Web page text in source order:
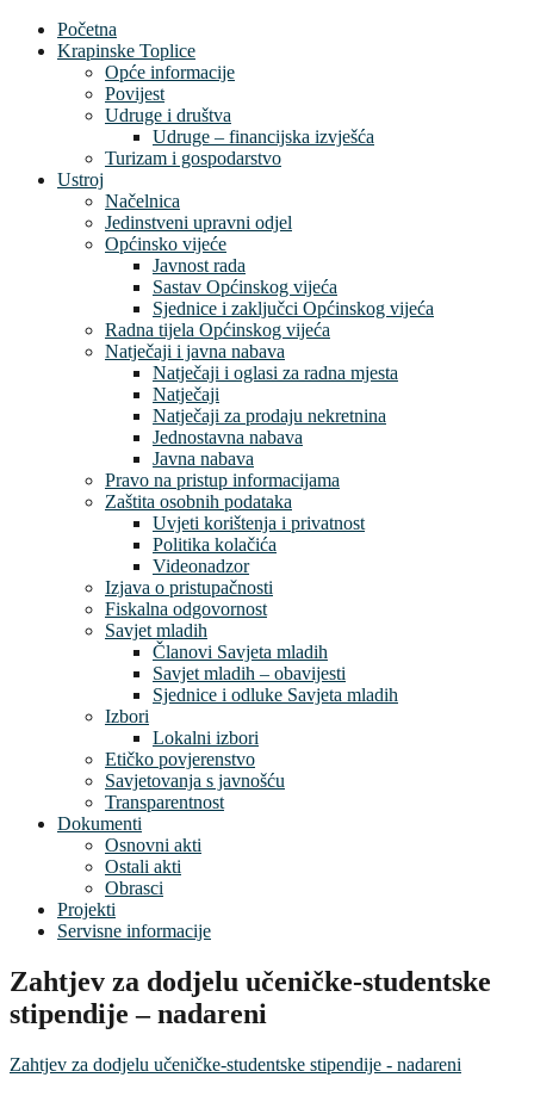
Početna
Krapinske Toplice
Opće informacije
Povijest
Udruge i društva
Udruge – financijska izvješća
Turizam i gospodarstvo
Ustroj
Načelnica
Jedinstveni upravni odjel
Općinsko vijeće
Javnost rada
Sastav Općinskog vijeća
Sjednice i zaključci Općinskog vijeća
Radna tijela Općinskog vijeća
Natječaji i javna nabava
Natječaji i oglasi za radna mjesta
Natječaji
Natječaji za prodaju nekretnina
Jednostavna nabava
Javna nabava
Pravo na pristup informacijama
Zaštita osobnih podataka
Uvjeti korištenja i privatnost
Politika kolačića
Videonadzor
Izjava o pristupačnosti
Fiskalna odgovornost
Savjet mladih
Članovi Savjeta mladih
Savjet mladih – obavijesti
Sjednice i odluke Savjeta mladih
Izbori
Lokalni izbori
Etičko povjerenstvo
Savjetovanja s javnošću
Transparentnost
Dokumenti
Osnovni akti
Ostali akti
Obrasci
Projekti
Servisne informacije
Zahtjev za dodjelu učeničke-studentske
stipendije – nadareni
Zahtjev za dodjelu učeničke-studentske stipendije - nadareni